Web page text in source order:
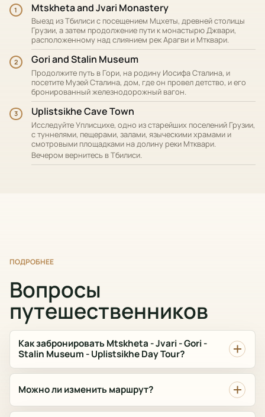
1 Mtskheta and Jvari Monastery
Выезд из Тбилиси с посещением Мцхеты, древней столицы
Грузии, а затем продолжение пути к монастырю Джвари,
расположенному над слиянием рек Арагви и Мтквари.
2 Gori and Stalin Museum
Продолжите путь в Гори, на родину Иосифа Сталина, и
посетите Музей Сталина, дом, где он провел детство, и его
бронированный железнодорожный вагон.
3 Uplistsikhe Cave Town
Исследуйте Уплисцихе, одно из старейших поселений Грузии,
с туннелями, пещерами, залами, языческими храмами и
смотровыми площадками на долину реки Мтквари.
Вечером вернитесь в Тбилиси.
ПОДРОБНЕЕ
Вопросы
путешественников
Как забронировать Mtskheta - Jvari - Gori -
Stalin Museum - Uplistsikhe Day Tour?
Можно ли изменить маршрут?